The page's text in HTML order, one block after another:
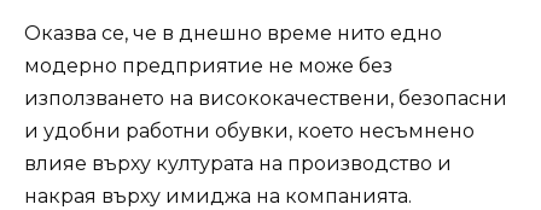
Оказва се, че в днешно време нито едно
модерно предприятие не може без
използването на висококачествени, безопасни
и удобни работни обувки, което несъмнено
влияе върху културата на производство и
накрая върху имиджа на компанията.